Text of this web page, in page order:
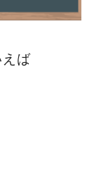
ば